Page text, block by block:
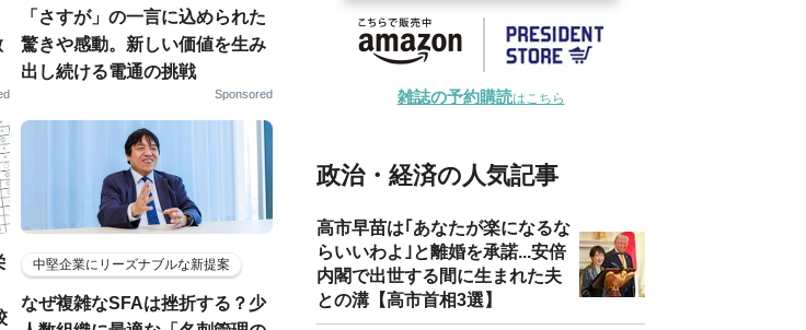
「さすが」の一言に込められた
驚きや感動。新しい価値を生み
出し続ける電通の挑戦
Sponsored
中堅企業にリーズナブルな新提案
なぜ複雑なSFAは挫折する？少
雑誌の予約購読はこちら
政治・経済の人気記事
高市早苗は｢あなたが楽になるな
らいいわよ｣と離婚を承諾...安倍
内閣で出世する間に生まれた夫
との溝【高市首相3選】